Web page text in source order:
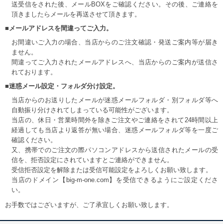
送受信をされた後、メールBOXをご確認ください。その後、ご連絡を
頂きましたらメールを再送させて頂きます。
■メールアドレスを間違ってご入力。
お間違いご入力の場合、当店からのご注文確認・発送ご案内等が届き
ません。
間違ってご入力されたメールアドレスへ、当店からのご案内が送信さ
れております。
■迷惑メール設定・フォルダ分け設定。
当店からのお送りしたメールが迷惑メールフォルダ・別フォルダ等へ
自動振り分けされてしまっている可能性がございます。
当店の、休日・営業時間外を除きご注文やご連絡をされて24時間以上
経過しても当店より返答が無い場合、迷惑メールフォルダ等を一度ご
確認ください。
又、携帯でのご注文の際パソコンアドレスから送信されたメールの受
信を、拒否設定にされていますとご連絡ができません。
受信拒否設定を解除または受信可能設定をよろしくお願い致します。
当店のドメイン【big-m-one.com】を受信できるようにご設定くださ
い。
お手数ではございますが、ご了承宜しくお願い致します。